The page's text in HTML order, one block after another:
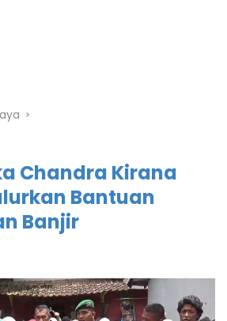
Chandra Kirana
Bantuan
Banjir